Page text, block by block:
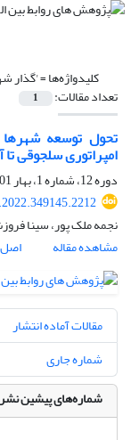
کلیدواژه‌ها ='گذار
تعداد مقالات: 1
تحول توسعه شهرها
امپراتوری سلجوقی
دوره 12، شماره 1، بهار 1401، صفحه
نجمه ملک پور، سینا
مشاهده مقاله
اصل
مقالات آماده انتشار
شماره جاری
شماره‌های پیشین